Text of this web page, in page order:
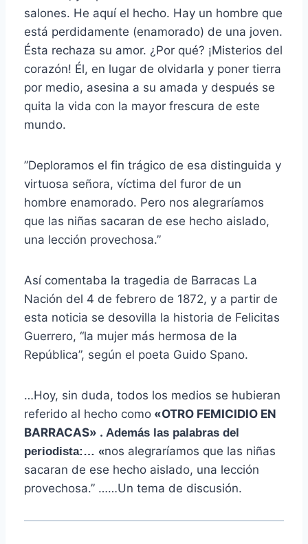
salones. He aquí el hecho. Hay un hombre que
está perdidamente (enamorado) de una joven.
Ésta rechaza su amor. ¿Por qué? ¡Misterios del
corazón! Él, en lugar de olvidarla y poner tierra
por medio, asesina a su amada y después se
quita la vida con la mayor frescura de este
mundo.
”Deploramos el fin trágico de esa distinguida y
virtuosa señora, víctima del furor de un
hombre enamorado. Pero nos alegraríamos
que las niñas sacaran de ese hecho aislado,
una lección provechosa.”
Así comentaba la tragedia de Barracas La
Nación del 4 de febrero de 1872, y a partir de
esta noticia se desovilla la historia de Felicitas
Guerrero, “la mujer más hermosa de la
República”, según el poeta Guido Spano.
…Hoy, sin duda, todos los medios se hubieran
referido al hecho como «OTRO FEMICIDIO EN
BARRACAS» . Además las palabras del
periodista:… «nos alegraríamos que las niñas
sacaran de ese hecho aislado, una lección
provechosa.” ……Un tema de discusión.